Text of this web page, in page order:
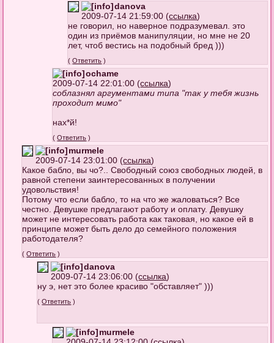
danova
2009-07-14 21:59:00 (ссылка)
не говорил, но наверное подразумевал. это
один из приёмов манипуляции, но мне не 20
лет, чтоб вестись на подобный бред )))
(Ответить )
ochame
2009-07-14 22:01:00 (ссылка)
соблазнял аргументами типа "так у тебя жизнь
проходит мимо"
нах*й!
(Ответить )
murmele
2009-07-14 23:01:00 (ссылка)
Какое бабло, вы чо?.. Свободный союз свободных людей, в
равной степени заинтересованных в получении
удовольствия!
Потому что если бабло, то на что же жаловаться? Все
честно. Девушке предлагают работу и оплату. Девушку
может не интересовать работа как таковая, но какое ей в
принципе может быть дело до семейного положения
работодателя?
(Ответить )
danova
2009-07-14 23:06:00 (ссылка)
ну э, нет это более красиво "обставляет" )))
(Ответить )
murmele